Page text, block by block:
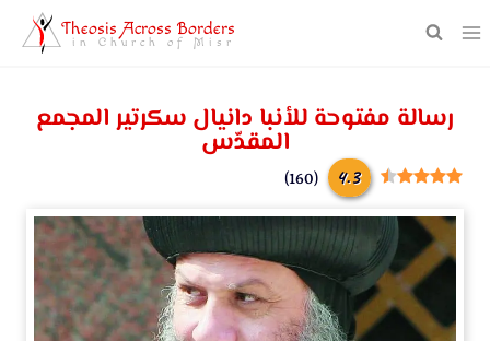
Theosis Across Borders
in Church of Misr
رسالة مفتوحة للأنبا دانيال سكرتير المجمع
المقدّس
4.3
(
160
)